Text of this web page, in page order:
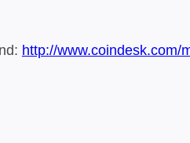
http://www.coindesk.com/